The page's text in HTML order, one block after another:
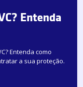
Entenda
Entenda como
a sua proteção.